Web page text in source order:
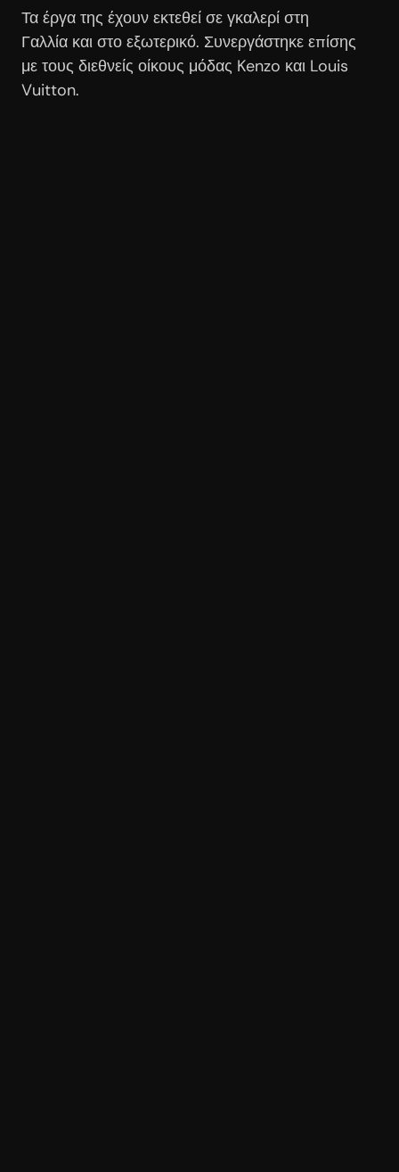
Τα έργα της έχουν εκτεθεί σε γκαλερί στη
Γαλλία και στο εξωτερικό. Συνεργάστηκε επίσης
με τους διεθνείς οίκους μόδας Kenzo και Louis
Vuitton.